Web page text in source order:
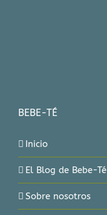
BEBE-TÉ
Inicio
El Blog de Bebe-Té
Sobre nosotros